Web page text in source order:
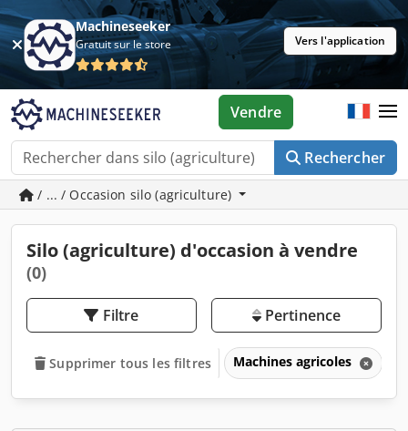
Machineseeker
Gratuit sur le store Vers l'application
Rechercher
Vendre
/ ... / Occasion silo (agriculture)
Silo (agriculture) d'occasion à vendre
(0)
Filtre Pertinence
Supprimer tous les filtres Machines agricoles